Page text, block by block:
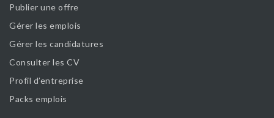
Publier une offre
Gérer les emplois
Gérer les candidatures
Consulter les CV
Profil d’entreprise
Packs emplois